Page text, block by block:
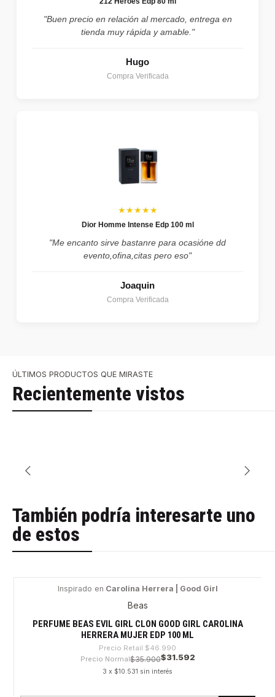
"Buen precio en relación al mercado, entrega en
tienda muy rápida y amable."
Hugo
Compra Verificada
★★★★★
Dior Homme Intense Edp 100 ml
"Me encanto sirve bastanre para ocasióne dd
evento,ofina,citas pero eso"
Joaquin
Compra Verificada
ÚLTIMOS PRODUCTOS QUE MIRASTE
Recientemente vistos
También podría interesarte uno
de estos
Inspirado en Carolina Herrera | Good Girl
Beas
PERFUME BEAS EVIL GIRL CLON GOOD GIRL CAROLINA
HERRERA MUJER EDP 100 ML
Precio Retail $46.990
Precio Normal$35.900$31.592
3 x $10.531 sin interés